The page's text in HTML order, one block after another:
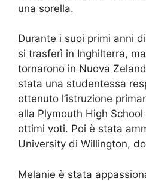
una sorella.
Durante i suoi primi anni
si trasferì in Inghilterra,
tornarono in Nuova
stata una studentessa
ottenuto l’istruzione
alla Plymouth High School
ottimi voti. Poi è stata
University di Willington,
Melanie è stata